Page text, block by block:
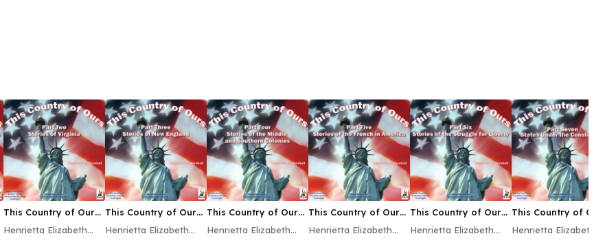
This Country of Ours,
Henrietta Elizabeth
This Country of Ours,
Henrietta Elizabeth
This Country of Ours,
Henrietta Elizabeth
This Country of Ours,
Henrietta Elizabeth
This Country of Ours,
Henrietta Elizabeth
This Country of
Henrietta Elizabeth